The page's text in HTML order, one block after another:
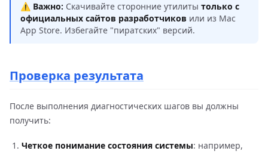
⚠️ Важно: Скачивайте сторонние утилиты только с
официальных сайтов разработчиков или из Mac
App Store. Избегайте "пиратских" версий.
Проверка результата
После выполнения диагностических шагов вы должны
получить:
Четкое понимание состояния системы: например,